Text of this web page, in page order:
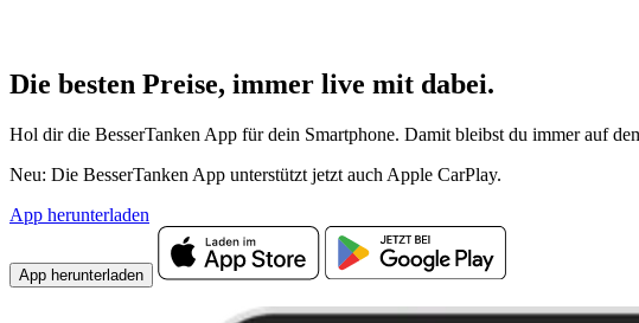
Die besten Preise, immer live mit dabei.
Hol dir die BesserTanken App für dein Smartphone. Damit bleibst du immer auf
Neu: Die BesserTanken App unterstützt jetzt auch Apple CarPlay.
App herunterladen
App herunterladen